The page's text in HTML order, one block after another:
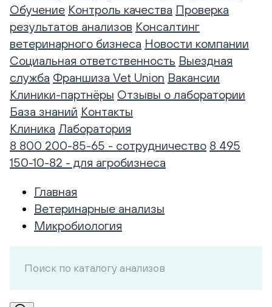
Обучение Контроль качества Проверка
результатов анализов Консалтинг
ветеринарного бизнеса Новости компании
Социальная ответственность Выездная
служба Франшиза Vet Union Вакансии
Клиники-партнёры Отзывы о лаборатории
База знаний Контакты
Клиника Лаборатория
8 800 200-85-65 - сотрудничество 8 495
150-10-82 - для агробизнеса
Главная
Ветеринарные анализы
Микробиология